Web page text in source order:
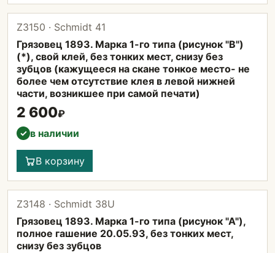
Z3150 · Schmidt 41
Грязовец 1893. Марка 1-го типа (рисунок "B")
(*), свой клей, без тонких мест, снизу без
зубцов (кажущееся на скане тонкое место- не
более чем отсутствие клея в левой нижней
части, возникшее при самой печати)
2 600₽
✓ в наличии
В корзину
Z3148 · Schmidt 38U
Грязовец 1893. Марка 1-го типа (рисунок "А"),
полное гашение 20.05.93, без тонких мест,
снизу без зубцов